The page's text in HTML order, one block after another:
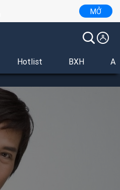
MỞ
Hotlist BXH